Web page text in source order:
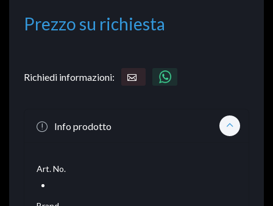
Prezzo su richiesta
Richiedi informazioni:
Info prodotto
Art. No.